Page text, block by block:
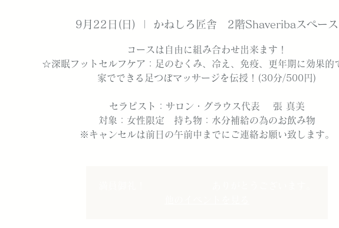
9月22日(日) かねしろ匠舎 2階Shaveribaスペース
コースは自由に組み合わせ出来ます！
☆深眠フットセルフケア：足のむくみ、冷え、免疫、更年期に効果的
家でできる足つぼマッサージを伝授！(30分/500円)
セラピスト：サロン・グラウス代表 張 真美
対象：女性限定 持ち物：水分補給の為のお飲み物
※キャンセルは前日の午前中までにご連絡お願い致します。